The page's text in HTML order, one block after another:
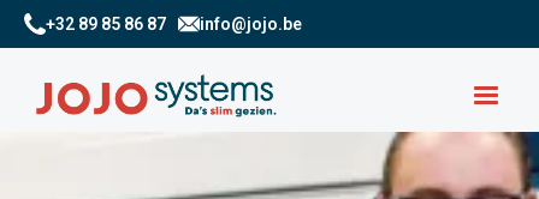
+32 89 85 86 87 info@jojo.be